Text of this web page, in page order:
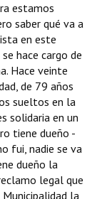
estamos
saber qué va a
en este
hace cargo de
Hace veinte
de 79 años
sueltos en la
solidaria en un
tiene dueño -
fui, nadie se va
dueño la
legal que
la